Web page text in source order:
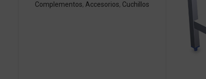
Complementos, Accesorios, Cuchillos